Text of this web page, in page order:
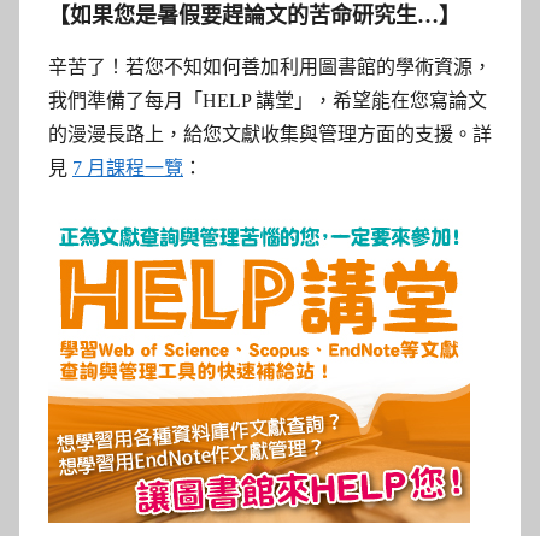
【如果您是暑假要趕論文的苦命研究生…】
辛苦了！若您不知如何善加利用圖書館的學術資源，
我們準備了每月「HELP 講堂」，希望能在您寫論文
的漫漫長路上，給您文獻收集與管理方面的支援。詳
見 7 月課程一覽 ：